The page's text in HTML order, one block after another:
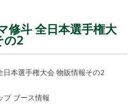
修斗 全日本選手権大
の2
本選手権大会 物販情報その2
ブース情報